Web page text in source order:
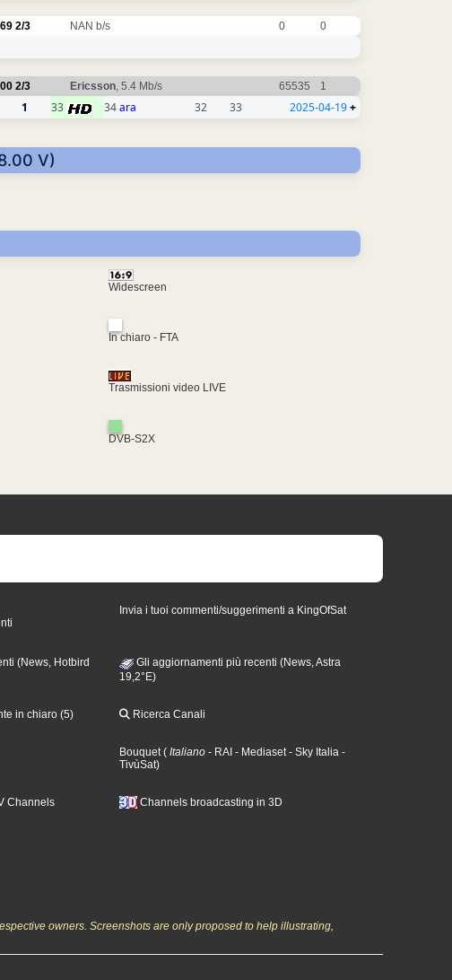
2/3 NAN b/s 0 0
2/3 Ericsson, 5.4 Mb/s 65535 1
1 33 34ara 32 33 2025-04-19+
V)
Widescreen
In chiaro - FTA
Trasmissioni video LIVE
DVB-S2X
Invia i tuoi commenti/suggerimenti a KingOfSat
(News, Hotbird
Gli aggiornamenti più recenti (News, Astra
19,2°E)
in chiaro (5) Ricerca Canali
Bouquet ( Italiano - RAI - Mediaset - Sky Italia -
TivùSat)
Channels Channels broadcasting in 3D
owners. Screenshots are only proposed to help illustrating,